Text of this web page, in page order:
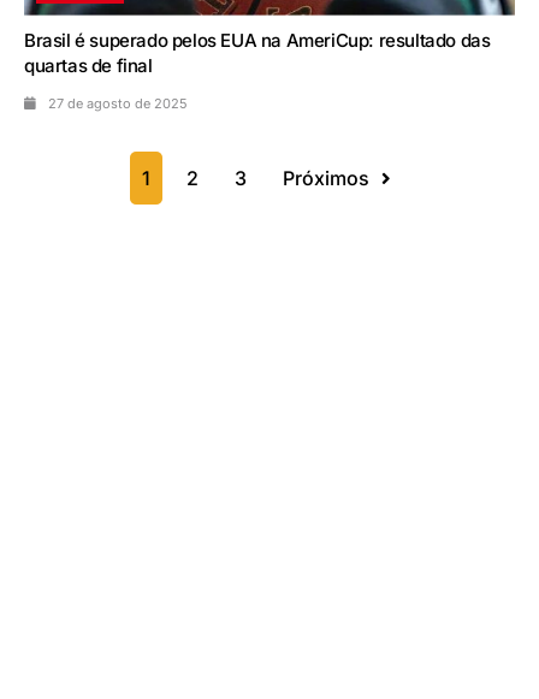
Brasil é superado pelos EUA na AmeriCup: resultado das
quartas de final
27 de agosto de 2025
1 2 3 Próximos